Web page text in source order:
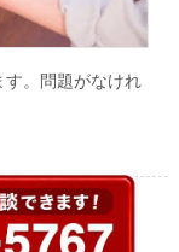
す。問題がなけれ